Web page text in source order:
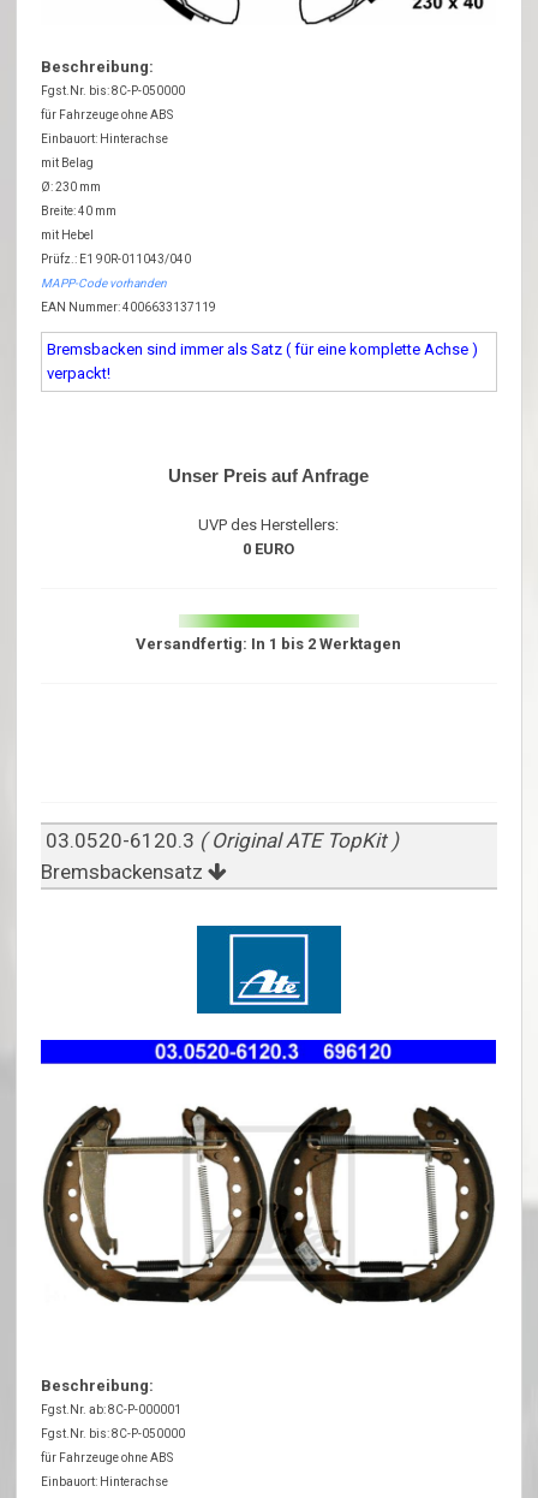
Beschreibung:
Fgst.Nr. bis: 8C-P-050000
für Fahrzeuge ohne ABS
Einbauort: Hinterachse
mit Belag
Ø: 230 mm
Breite: 40 mm
mit Hebel
Prüfz.: E1 90R-011043/040
MAPP-Code vorhanden
EAN Nummer: 4006633137119
Bremsbacken sind immer als Satz ( für eine komplette Achse )
verpackt!
Unser Preis auf Anfrage
UVP des Herstellers:
0 EURO
Versandfertig: In 1 bis 2 Werktagen
03.0520-6120.3 ( Original ATE TopKit )
Bremsbackensatz
Beschreibung:
Fgst.Nr. ab: 8C-P-000001
Fgst.Nr. bis: 8C-P-050000
für Fahrzeuge ohne ABS
Einbauort: Hinterachse